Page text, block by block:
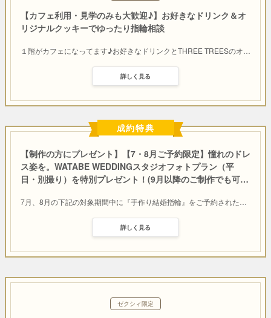
【カフェ利用・見学のみも大歓迎♪】お好きなドリンク＆オ
リジナルクッキーでゆったり指輪相談
１階がカフェになってます♪お好きなドリンクとTHREE TREESのオ…
詳しく見る
成約特典
【制作の方にプレゼント】【7・8月ご予約限定】憧れのドレ
ス姿を。WATABE WEDDINGスタジオフォトプラン（平
日・別撮り）を特別プレゼント！(9月以降のご制作でも可…
7月、8月の下記の対象期間中に『手作り結婚指輪』をご予約された…
詳しく見る
ゼクシィ限定